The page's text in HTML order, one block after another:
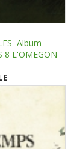
Album
8 L'OMEGON